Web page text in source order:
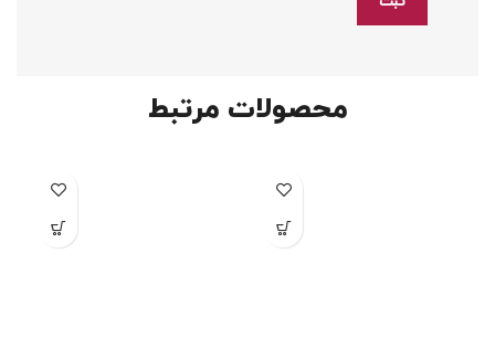
محصولات مرتبط